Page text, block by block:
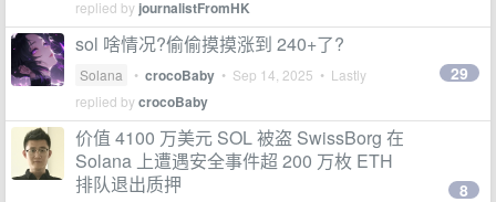
replied by journalistFromHK
sol 啥情况?偷偷摸摸涨到 240+了?
Solana • crocoBaby • Sep 14, 2025 • Lastly
replied bycrocoBaby
29
价值 4100 万美元 SOL 被盗 SwissBorg 在
Solana 上遭遇安全事件超 200 万枚 ETH
排队退出质押
8